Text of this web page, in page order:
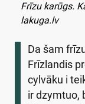
Frīzu karūgs.
lakuga.lv
Da šam
Frīzlandis
cylvāku i
ir dzymtuo,